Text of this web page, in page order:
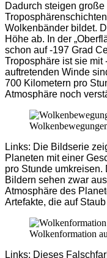
Dadurch steigen
Wolkenbänder bildet.
Höhe ab. In der
schon auf -197 Grad
Troposphäre ist sie mit
auftretenden Winde
700 Kilometern pro
Atmosphäre noch
Links: Die Bildserie
Planeten mit einer
pro Stunde umkreisen.
Bildern sehen zwar
Atmosphäre des
Artefakte, die auf
Wolkenformation
Links: Dieses